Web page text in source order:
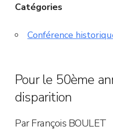
Catégories
Conférence
Pour le 50ème
disparition
Par François BOULET